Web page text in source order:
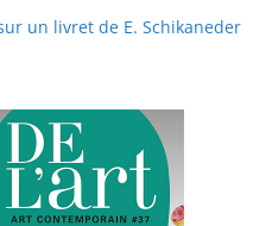
un livret de E. Schikaneder